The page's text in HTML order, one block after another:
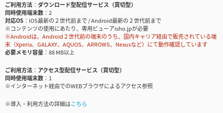
ご利用方法
ダウンロード型配信サービス（買切型）
同時使用端末数
2
対応OS
iOS最新の２世代前まで / Android最新の２世代前まで
※コンテンツの使用にあたり、専用ビューアisho.jpが必要
※Androidは、Android２世代前の端末のうち、国内キャリア経由で販売されている端
末（Xperia、GALAXY、AQUOS、ARROWS、Nexusなど）にて動作確認しています
必要メモリ容量
88 MB以上
ご利用方法
アクセス型配信サービス（買切型）
同時使用端末数
1
※インターネット経由でのWEBブラウザによるアクセス参照
※導入・利用方法の詳細はこちら